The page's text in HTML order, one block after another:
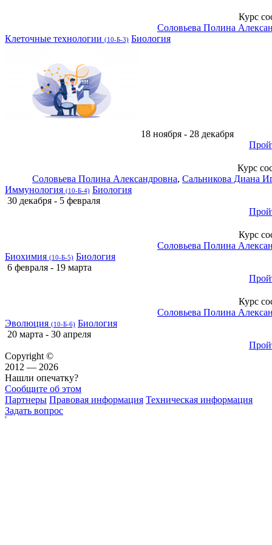
Курс
Соловьева Полина
Клеточные технологии (10-Б-3) Биология
18 ноября - 28 декабря
Курс
Соловьева Полина Александровна, Сальникова Диана
Иммунология (10-Б-4) Биология
30 декабря - 5 февраля
Курс
Соловьева Полина
Биохимия (10-Б-5) Биология
6 февраля - 19 марта
Курс
Соловьева Полина
Эволюция (10-Б-6) Биология
20 марта - 30 апреля
Copyright ©
2012 — 2026
Нашли опечатку?
Сообщите об этом
Партнеры Правовая информация Техническая информация
Задать вопрос